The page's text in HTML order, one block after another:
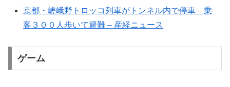
京都・嵯峨野トロッコ列車がトンネル内で停車 乗
客３００人歩いて避難 – 産経ニュース
ゲーム